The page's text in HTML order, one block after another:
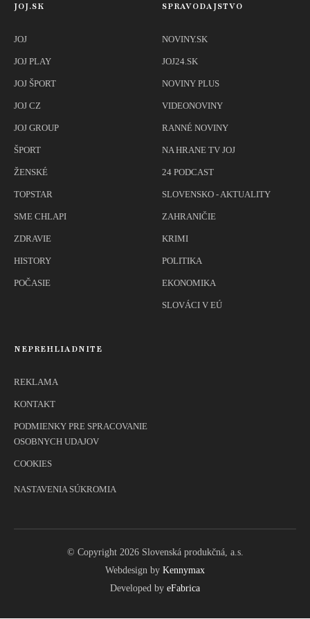
JOJ.SK
JOJ
JOJ PLAY
JOJ ŠPORT
JOJ CZ
JOJ GROUP
ŠPORT
ŽENSKÉ
TOPSTAR
SME CHLAPI
ZDRAVIE
HISTORY
POČASIE
SPRAVODAJSTVO
NOVINY.SK
JOJ24.SK
NOVINY PLUS
VIDEONOVINY
RANNÉ NOVINY
NA HRANE TV JOJ
24 PODCAST
SLOVENSKO - AKTUALITY
ZAHRANIČIE
KRIMI
POLITIKA
EKONOMIKA
SLOVÁCI V EÚ
NEPREHLIADNITE
REKLAMA
KONTAKT
PODMIENKY PRE SPRACOVANIE
OSOBNYCH UDAJOV
COOKIES
NASTAVENIA SÚKROMIA
© Copyright 2026 Slovenská produkčná, a.s.
Webdesign by Kennymax
Developed by eFabrica